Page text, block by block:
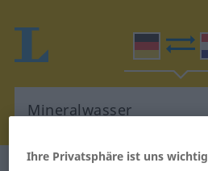
Ihre Privatsphäre ist uns wichtig